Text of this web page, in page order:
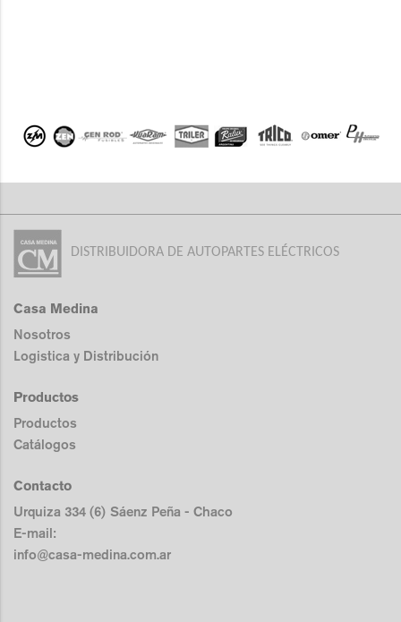
DISTRIBUIDORA DE AUTOPARTES ELÉCTRICOS
Casa Medina
Nosotros
Logistica y Distribución
Productos
Productos
Catálogos
Contacto
Urquiza 334 (6) Sáenz Peña - Chaco
E-mail:
info@casa-medina.com.ar